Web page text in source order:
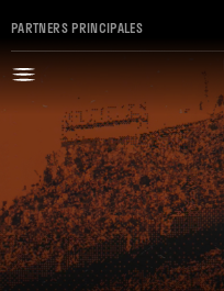
PARTNERS PRINCIPALES